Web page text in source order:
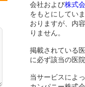
会社および株式
をもとにしてい
おりますが、内
りません。
掲載されている
に必ず該当の医
当サービスによ